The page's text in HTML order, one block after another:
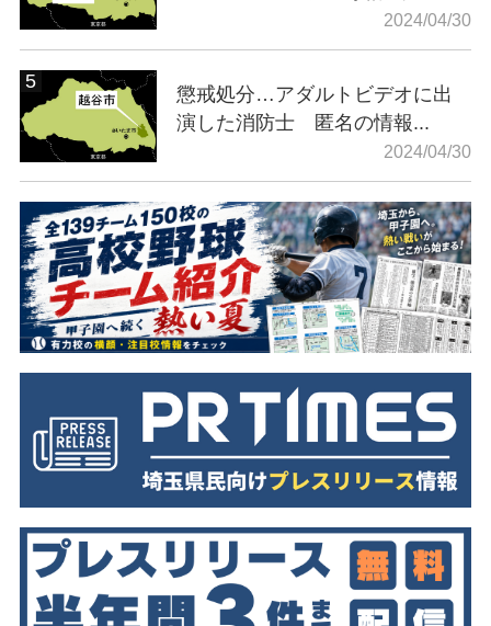
2024/04/30
懲戒処分…アダルトビデオに出
演した消防士 匿名の情報...
2024/04/30